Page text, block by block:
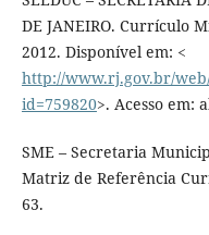
DE JANEIRO. Currículo
2012. Disponível em: <
http://www.rj.gov.br/
id=759820>. Acesso em:
SME – Secretaria
Matriz de Referência
63.